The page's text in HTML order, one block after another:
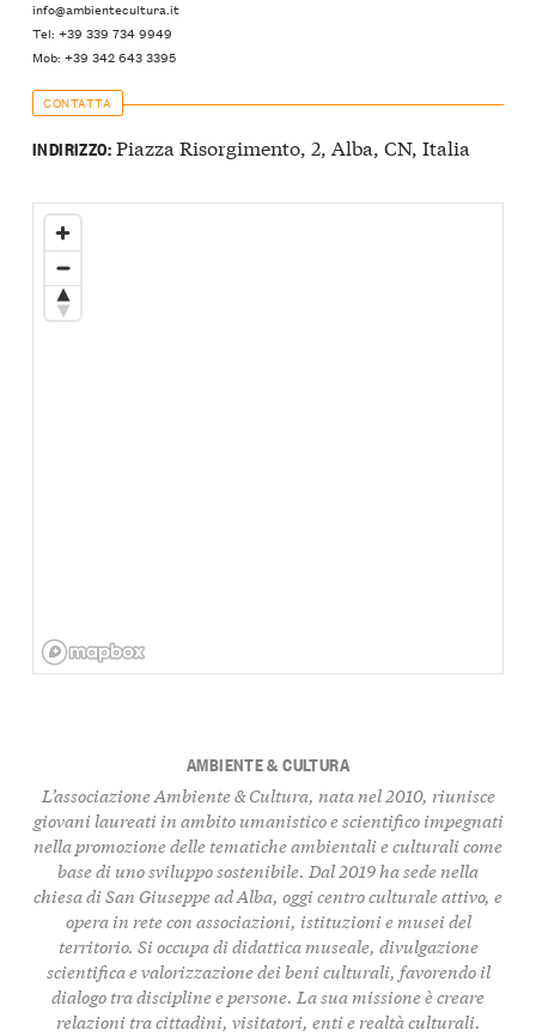
info@ambientecultura.it
Tel: +39 339 734 9949
Mob: +39 342 643 3395
CONTATTA
INDIRIZZO:Piazza Risorgimento, 2, Alba, CN, Italia
AMBIENTE & CULTURA
L’associazione Ambiente & Cultura, nata nel 2010, riunisce
giovani laureati in ambito umanistico e scientifico impegnati
nella promozione delle tematiche ambientali e culturali come
base di uno sviluppo sostenibile. Dal 2019 ha sede nella
chiesa di San Giuseppe ad Alba, oggi centro culturale attivo, e
opera in rete con associazioni, istituzioni e musei del
territorio. Si occupa di didattica museale, divulgazione
scientifica e valorizzazione dei beni culturali, favorendo il
dialogo tra discipline e persone. La sua missione è creare
relazioni tra cittadini, visitatori, enti e realtà culturali.